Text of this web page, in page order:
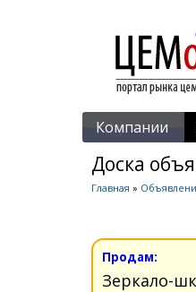
Компании
Доска
Главная »
Продам:
Зеркало-